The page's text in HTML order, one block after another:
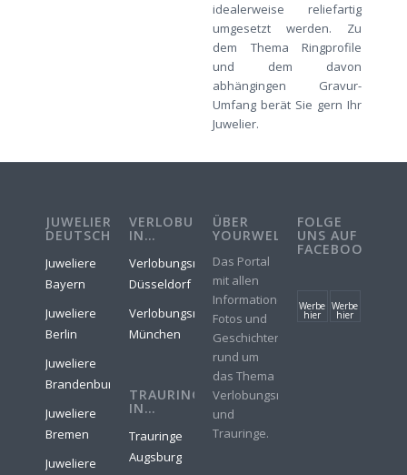
idealerweise reliefartig
umgesetzt werden. Zu
dem Thema Ringprofile
und dem davon
abhängingen Gravur-
Umfang berät Sie gern Ihr
Juwelier.
JUWELIERE
DEUTSCHLAND
Juweliere
Bayern
Juweliere
Berlin
Juweliere
Brandenburg
Juweliere
Bremen
Juweliere
VERLOBUNGSRINGE
IN…
Verlobungsringe
Düsseldorf
Verlobungsringe
München
TRAURINGE
IN…
Trauringe
Augsburg
ÜBER
YOURWELER
Das Portal
mit allen
Informationen,
Fotos und
Geschichten
rund um
das Thema
Verlobungsringe
und
Trauringe.
FOLGE
UNS AUF
FACEBOOK
Werbe
hier
Werbe
hier